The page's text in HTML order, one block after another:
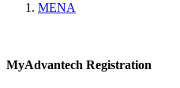
MENA
MyAdvantech Registration